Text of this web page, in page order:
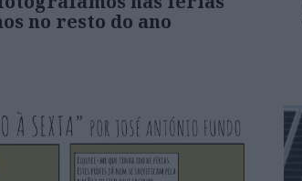
no resto do ano